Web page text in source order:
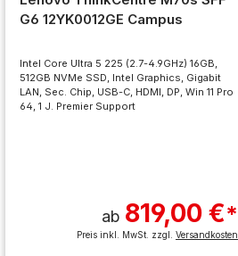
G6 12YK0012GE Campus
Intel Core Ultra 5 225 (2.7-4.9GHz) 16GB,
512GB NVMe SSD, Intel Graphics, Gigabit
LAN, Sec. Chip, USB-C, HDMI, DP, Win 11 Pro
64, 1 J. Premier Support
ab 819,00 €*
Preis inkl. MwSt. zzgl. Versandkosten